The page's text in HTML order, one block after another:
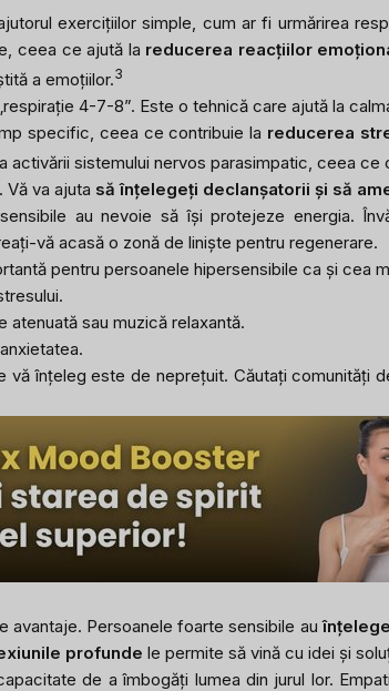
exercițiilor simple, cum ar fi urmărirea
ceea ce ajută la reducerea reacțiilor
a emoțiilor.3
4-7-8”. Este o tehnică care ajută la
specific, ceea ce contribuie la reducerea
sistemului nervos parasimpatic, ceea ce
va ajuta să înțelegeți declanșatorii și să
au nevoie să își protejeze energia.
vă acasă o zonă de liniște pentru regenerare.
pentru persoanele hipersensibile ca și cea
atenuată sau muzică relaxantă.
vă înțeleg este de neprețuit. Căutați
avantaje. Persoanele foarte sensibile au
profunde le permite să vină cu idei și
de a îmbogăți lumea din jurul lor.